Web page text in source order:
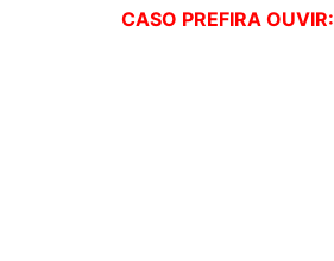
CASO PREFIRA OUVIR: